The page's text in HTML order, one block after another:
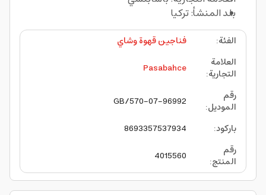
بلد المنشأ: تركيا
الفئة:
فناجين قهوة وشاي
العلامة
التجارية:
Pasabahce
رقم
الموديل:
570-07-96992/GB
باركود:
8693357537934
رقم
المنتج:
4015560